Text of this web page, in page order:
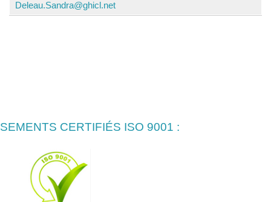
Deleau.Sandra@ghicl.net
CERTIFIÉS ISO 9001 :